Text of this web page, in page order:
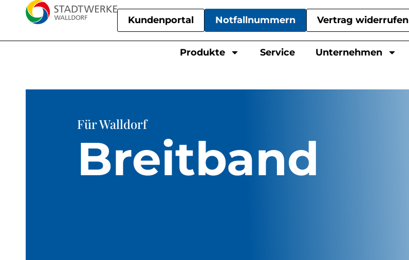
Kundenportal Notfallnummern Vertrag widerrufen
Produkte Service Unternehmen
Für Walldorf
Breitband